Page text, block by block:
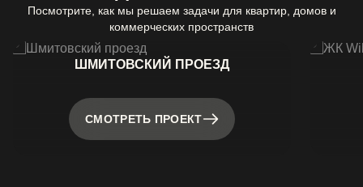
Посмотрите, как мы решаем задачи для квартир, домов и
коммерческих пространств
ШМИТОВСКИЙ ПРОЕЗД
СМОТРЕТЬ ПРОЕКТ